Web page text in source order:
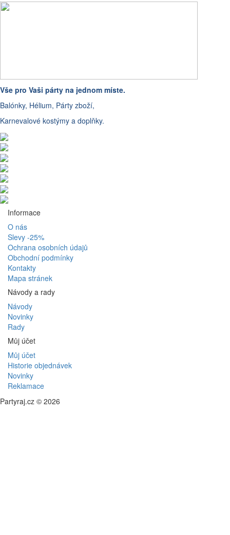
Vše pro Vaši párty na jednom míste.
Balónky, Hélium, Párty zboží,
Karnevalové kostýmy a doplňky.
Informace
O nás
Slevy -25%
Ochrana osobních údajů
Obchodní podmínky
Kontakty
Mapa stránek
Návody a rady
Návody
Novinky
Rady
Můj účet
Můj účet
Historie objednávek
Novinky
Reklamace
Partyraj.cz © 2026